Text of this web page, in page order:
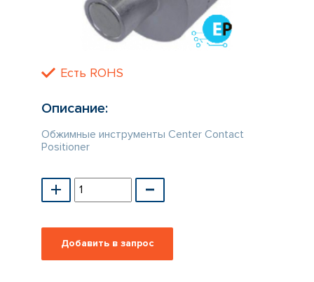
ПРОИЗВОДИТЕЛЕЙ
Есть ROHS
Описание:
Обжимные инструменты Center Contact
Positioner